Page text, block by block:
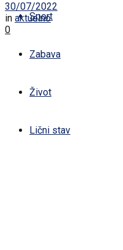
Sport
Zabava
Život
Lični stav
30/07/2022
in aktuelno
0